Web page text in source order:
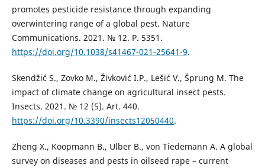
promotes pesticide resistance through expanding
overwintering range of a global pest. Nature
Communications. 2021. № 12. P. 5351.
https://doi.org/10.1038/s41467-021-25641-9.
Skendžić S., Zovko M., Živković I.P., Lešić V., Šprung M. The
impact of climate change on agricultural insect pests.
Insects. 2021. № 12 (5). Art. 440.
https://doi.org/10.3390/insects12050440.
Zheng X., Koopmann B., Ulber B., von Tiedemann A. A global
survey on diseases and pests in oilseed rape – current